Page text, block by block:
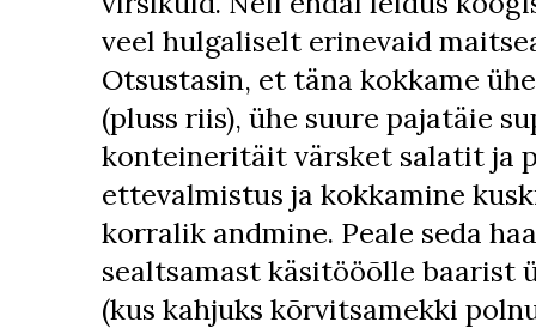
veel hulgaliselt erinevaid
Otsustasin, et täna kokkame
(pluss riis), ühe suure pajatäie
konteineritäit värsket salatit ja
ettevalmistus ja kokkamine
korralik andmine. Peale seda
sealtsamast käsitööõlle baarist
(kus kahjuks kõrvitsamekki